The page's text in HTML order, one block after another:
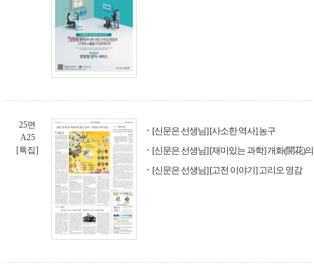
25면
A25
[특집]
[신문은 선생님] [사소한 역사] 농구
[신문은 선생님] [재미있는 과학] 개화(開花)
[신문은 선생님] [고전 이야기] 고리오 영감